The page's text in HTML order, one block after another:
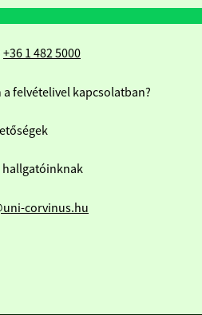
+36 1 482 5000
a felvételivel kapcsolatban?
hallgatóinknak
corvinus.hu